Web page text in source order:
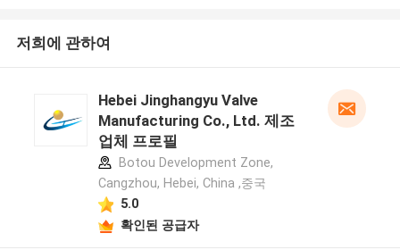
저희에 관하여
Hebei Jinghangyu Valve
Manufacturing Co., Ltd. 제조
업체 프로필
Botou Development Zone,
Cangzhou, Hebei, China ,중국
5.0
확인된 공급자